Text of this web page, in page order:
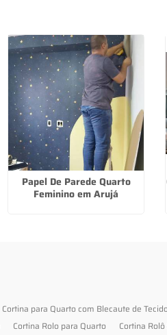
Papel De Parede Quarto
Feminino em Arujá
Cortina para Quarto com Blecaute de Tecido
Cortina Rolo para Quarto
Cortina